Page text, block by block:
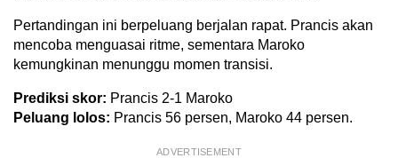
Pertandingan ini berpeluang berjalan rapat. Prancis akan
mencoba menguasai ritme, sementara Maroko
kemungkinan menunggu momen transisi.
Prediksi skor: Prancis 2-1 Maroko
Peluang lolos: Prancis 56 persen, Maroko 44 persen.
ADVERTISEMENT